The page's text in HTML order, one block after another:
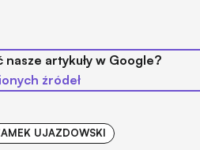
artykuły w Google?
źródeł
UJAZDOWSKI